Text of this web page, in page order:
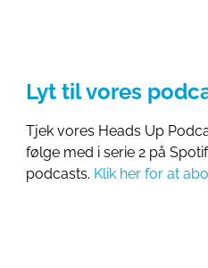
Lyt til vores
Tjek vores Heads Up
følge med i serie 2 på
podcasts. Klik her for at